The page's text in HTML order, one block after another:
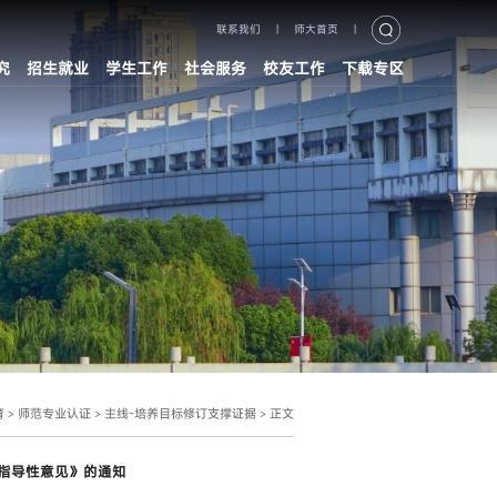
联系我们 师大首页
招生就业 学生工作 社会服务 校友工作 下载专区
> 师范专业认证 > 主线-培养目标修订支撑证据 >正文
导性意见》的通知